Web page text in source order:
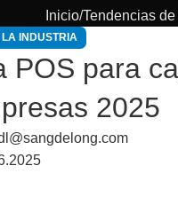
Inicio Tendencias
INDUSTRIA
para
2025